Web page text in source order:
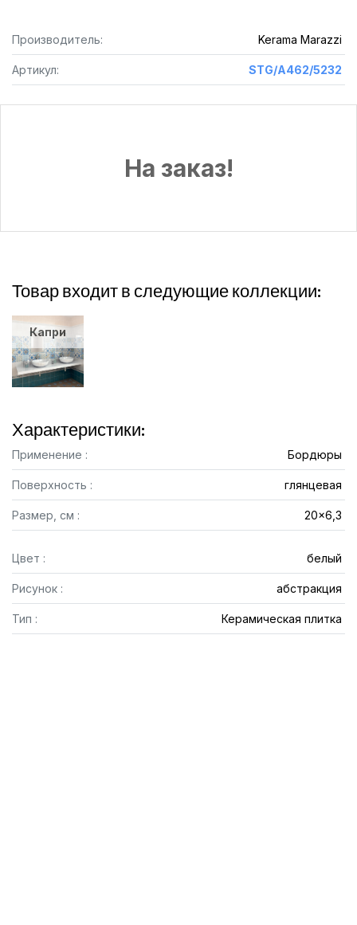
Производитель: Kerama Marazzi
Артикул: STG/A462/5232
На заказ!
Товар входит в следующие коллекции:
Капри
Характеристики:
Применение : Бордюры
Поверхность : глянцевая
Размер, см : 20x6,3
Цвет : белый
Рисунок : абстракция
Тип : Керамическая плитка